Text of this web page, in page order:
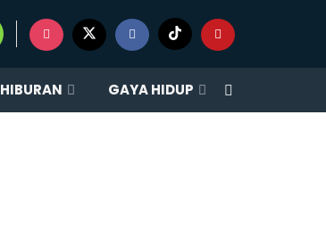
HIBURAN GAYA HIDUP